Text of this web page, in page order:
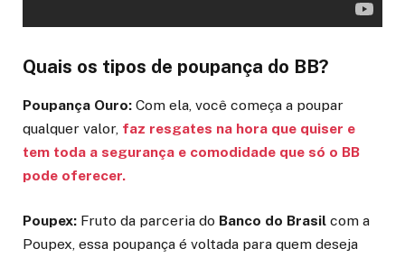
Quais os tipos de poupança do BB?
Poupança Ouro: Com ela, você começa a poupar
qualquer valor, faz resgates na hora que quiser e
tem toda a segurança e comodidade que só o BB
pode oferecer.
Poupex: Fruto da parceria do Banco do Brasil com a
Poupex, essa poupança é voltada para quem deseja